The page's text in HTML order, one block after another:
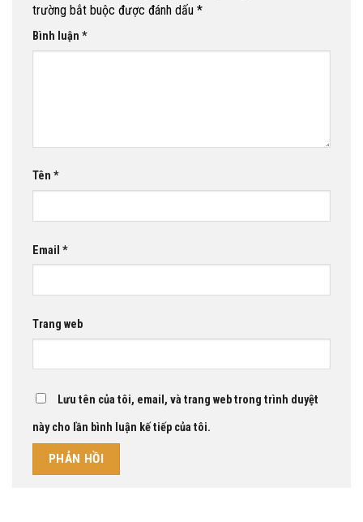
trường bắt buộc được đánh dấu *
Bình luận *
Tên *
Email *
Trang web
Lưu tên của tôi, email, và trang web trong trình duyệt
này cho lần bình luận kế tiếp của tôi.